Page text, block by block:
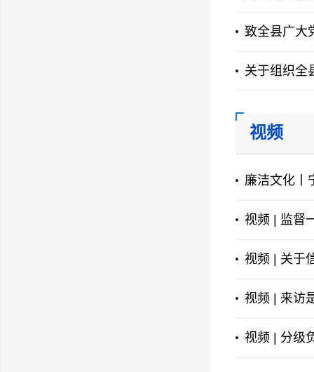
致全县广大
关于组织全
视频
廉洁文化丨
视频 | 监督
视频 | 关于
视频 | 来访
视频 | 分级